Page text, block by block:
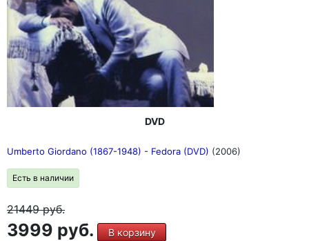
DVD
Umberto Giordano (1867-1948) - Fedora (DVD) (2006)
Есть в наличии
21449руб.
3999 руб. В корзину